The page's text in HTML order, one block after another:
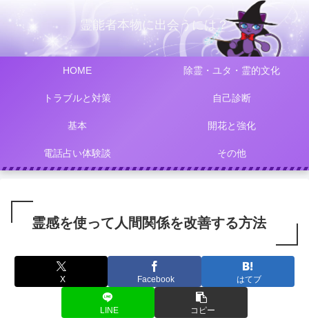
霊能者本物に出会うには？
HOME 除霊・ユタ・霊的文化
トラブルと対策 自己診断
基本 開花と強化
電話占い体験談 その他
霊感を使って人間関係を改善する方法
X Facebook はてブ
LINE コピー